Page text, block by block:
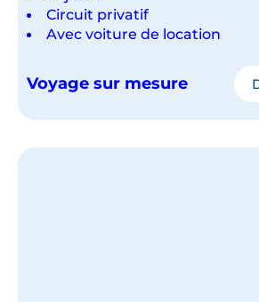
Circuit privatif
Avec voiture de location
Voyage sur mesure